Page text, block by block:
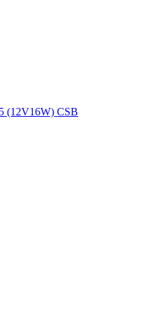
(12V16W) CSB